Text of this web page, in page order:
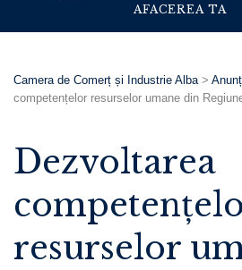
AFACEREA TA
Camera de Comerț și Industrie Alba>
competențelor resurselor umane din
Dezvoltarea
resurselor